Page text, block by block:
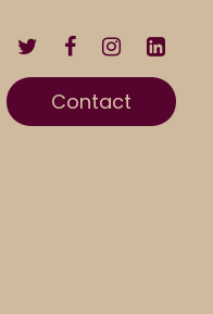
Contact